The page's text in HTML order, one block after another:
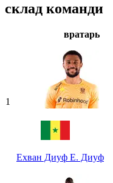
склад команди
вратарь
1
Ехван Диуф Е. Диуф